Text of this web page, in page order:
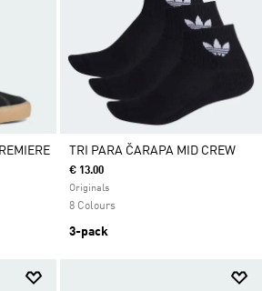
TRI PARA ČARAPA MID CREW
€ 13.00
Originals
8 Colours
3-pack